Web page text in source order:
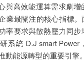
與高效能運算需求劇增
業最關注的核心指標
率要求與散熱壓力同步
系統 D.J smart Power
動能源轉型的重要引擎。